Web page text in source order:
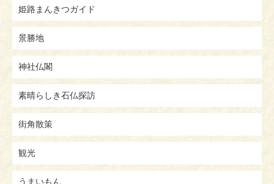
姫路まんきつガイド
景勝地
神社仏閣
素晴らしき石仏探訪
街角散策
観光
うまいもん